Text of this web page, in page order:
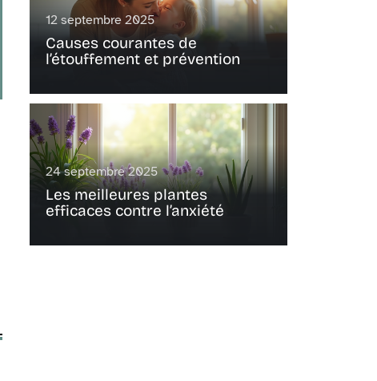
12 septembre 2025
Causes courantes de
l’étouffement et prévention
24 septembre 2025
Les meilleures plantes
efficaces contre l’anxiété